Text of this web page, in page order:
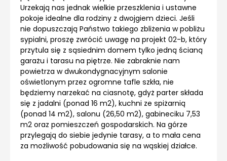
Urzekają nas jednak wielkie przeszklenia i ustawne
pokoje idealne dla rodziny z dwojgiem dzieci. Jeśli
nie dopuszczają Państwo takiego zbliżenia w pobliżu
sypialni, proszę zwrócić uwagę na projekt 02-b, który
przytula się z sąsiednim domem tylko jedną ścianą
garażu i tarasu na piętrze. Nie zabraknie nam
powietrza w dwukondygnacyjnym salonie
oświetlonym przez ogromne tafle szkła, nie
będziemy narzekać na ciasnotę, gdyż parter składa
się z jadalni (ponad 16 m2), kuchni ze spiżarnią
(ponad 14 m2), salonu (26,50 m2), gabineciku 7,53
m2 oraz pomieszczeń gospodarskich. Na górze
przylegają do siebie jedynie tarasy, a to mała cena
za możliwość pobudowania się na wąskiej działce.